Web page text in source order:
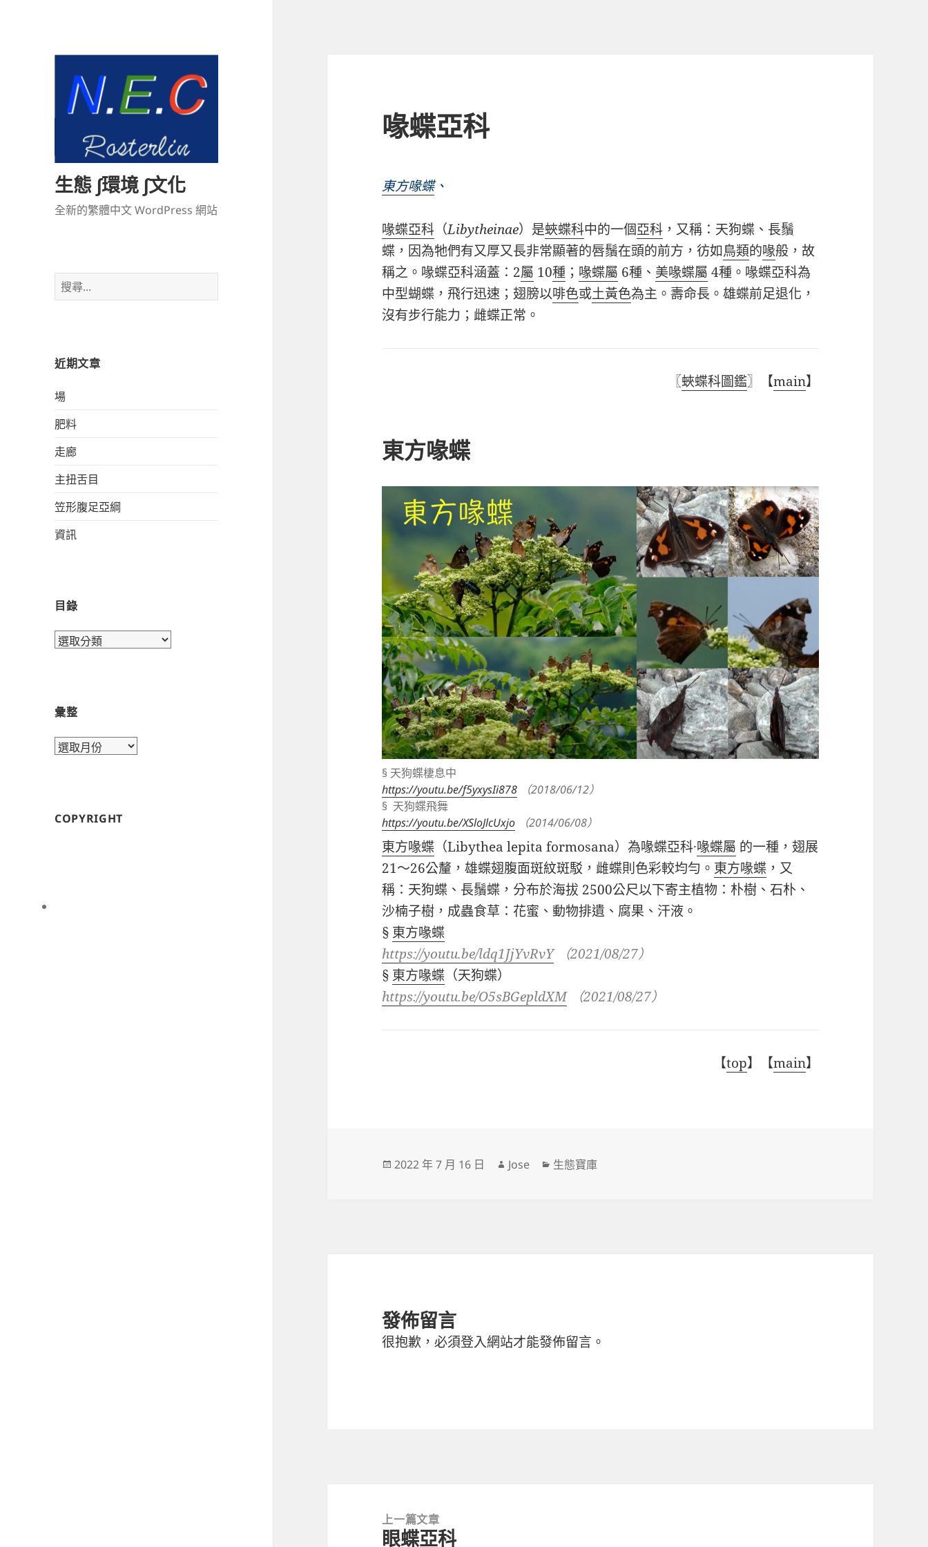
生態 ∫環境 ∫文化
全新的繁體中文 WordPress 網站
搜
尋
近期文章
場
肥料
走廊
主扭舌目
笠形腹足亞綱
資訊
目錄
目
彙整
彙
COPYRIGHT
喙蝶亞科
東方喙蝶、
喙蝶亞科 （Libytheinae）是蛺蝶科中的一個亞科 ，又稱：天狗蝶、長鬚
蝶，因為牠們有又厚又長非常顯著的唇鬚在頭的前方，彷如鳥類的喙般，故
稱之。喙蝶亞科涵蓋： 2屬 10種 ； 喙蝶屬 6種 、 美喙蝶屬 4種。喙蝶亞科為
中型蝴蝶，飛行迅速；翅膀以啡色或土黃色為主。壽命長。雄蝶前足退化，
沒有步行能力；雌蝶正常。
〖蛺蝶科圖鑑〗【main】
東方喙蝶
§ 天狗蝶棲息中
https://youtu.be/f5yxysIi878 （2018/06/12）
§ 天狗蝶飛舞
https://youtu.be/XSloJlcUxjo （2014/06/08）
東方喙蝶 （Libythea lepita formosana）為喙蝶亞科·喙蝶屬 的一種，翅展
21～26公釐，雄蝶翅腹面斑紋斑駁，雌蝶則色彩較均勻。 東方喙蝶 ，又
稱：天狗蝶、長鬚蝶，分布於海拔 2500公尺以下寄主植物：朴樹、石朴、
沙楠子樹，成蟲食草：花蜜、動物排遺、腐果、汗液。
§ 東方喙蝶
https://youtu.be/ldq1JjYvRvY
（2021/08/27）
§ 東方喙蝶 （天狗蝶）
https://youtu.be/O5sBGepldXM
（2021/08/27）
【top】 【main】
發
2022 年 7 月 16 日
作
Jose
分
生態寶庫
發佈留言
很抱歉，必須登入網站才能發佈留言。
上一篇文章
上
眼蝶亞科